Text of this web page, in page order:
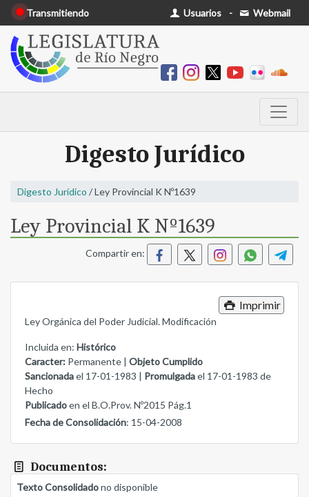
Transmitiendo Usuarios - Webmail
Digesto Jurídico
Digesto Jurídico / Ley Provincial K Nº1639
Ley Provincial K Nº1639
Compartir en:
Imprimir
Ley Orgánica del Poder Judicial. Modificación
Incluida en: Histórico
Caracter: Permanente | Objeto Cumplido
Sancionadael 17-01-1983 | Promulgadael 17-01-1983 de
Hecho
Publicadoen el B.O.Prov. Nº2015 Pág.1
Fecha de Consolidación: 15-04-2008
Documentos:
Texto Consolidadono disponible